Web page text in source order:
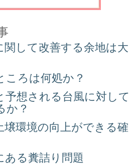
関して改善する余地は大
ころは何処か？
予想される台風に対して
か？
壌環境の向上ができる確
ある糞詰り問題